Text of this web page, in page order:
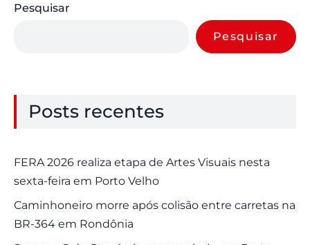
Pesquisar
Pesquisar
Posts recentes
FERA 2026 realiza etapa de Artes Visuais nesta
sexta-feira em Porto Velho
Caminhoneiro morre após colisão entre carretas na
BR-364 em Rondônia